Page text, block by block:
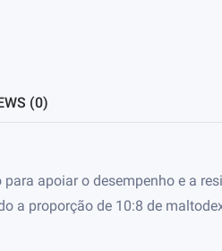
(0)
apoiar o desempenho e a
a proporção de 10:8 de